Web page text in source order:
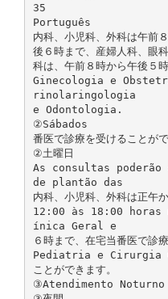
35
Português
内科、小児科、外科は午前
後６時まで、産婦人科、眼
科は、午前８時から午後５
Ginecologia e
rinolaringologia
e Odontologia.
②Sábados
番医で診療を受けることがで
②土曜日
As consultas
de plantão das
内科、小児科、外科は正午
12:00 às 18:00 horas
ínica Geral e
６時まで、在宅当番医で診
Pediatria e Cirurgia
ことができます。
③Atendimento Noturno